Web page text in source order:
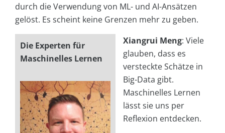
durch die Verwendung von ML- und AI-Ansätzen
gelöst. Es scheint keine Grenzen mehr zu geben.
Die Experten für
Maschinelles Lernen
Xiangrui Meng: Viele
glauben, dass es
versteckte Schätze in
Big-Data gibt.
Maschinelles Lernen
lässt sie uns per
Reflexion entdecken.